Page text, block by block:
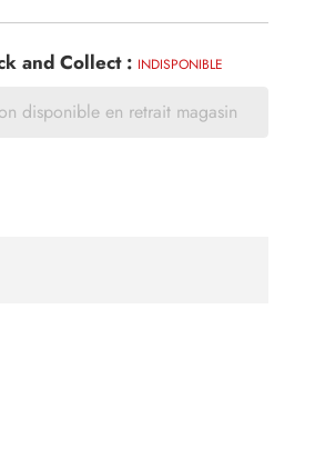
and Collect : INDISPONIBLE
disponible en retrait magasin